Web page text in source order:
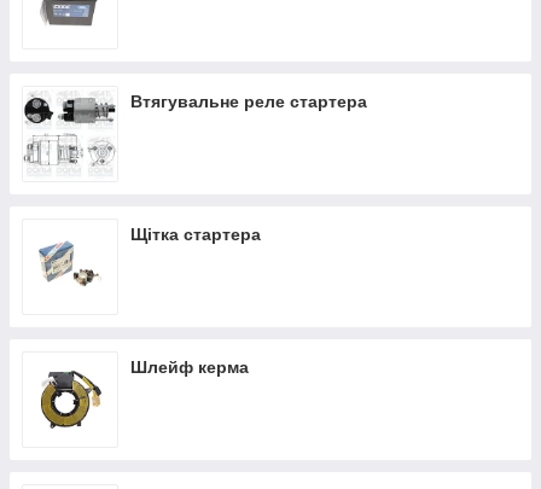
Втягувальне реле стартера
Щітка стартера
Шлейф керма